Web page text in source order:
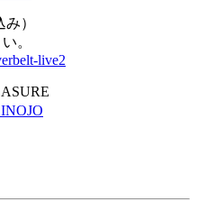
）
。
live2